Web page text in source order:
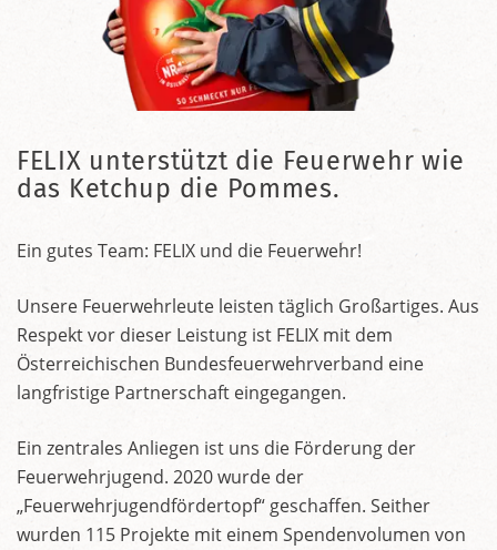
FELIX unterstützt die Feuerwehr wie
das Ketchup die Pommes.
Ein gutes Team: FELIX und die Feuerwehr!
Unsere Feuerwehrleute leisten täglich Großartiges. Aus
Respekt vor dieser Leistung ist FELIX mit dem
Österreichischen Bundesfeuerwehrverband eine
langfristige Partnerschaft eingegangen.
Ein zentrales Anliegen ist uns die Förderung der
Feuerwehrjugend. 2020 wurde der
„Feuerwehrjugendfördertopf“ geschaffen. Seither
wurden 115 Projekte mit einem Spendenvolumen von